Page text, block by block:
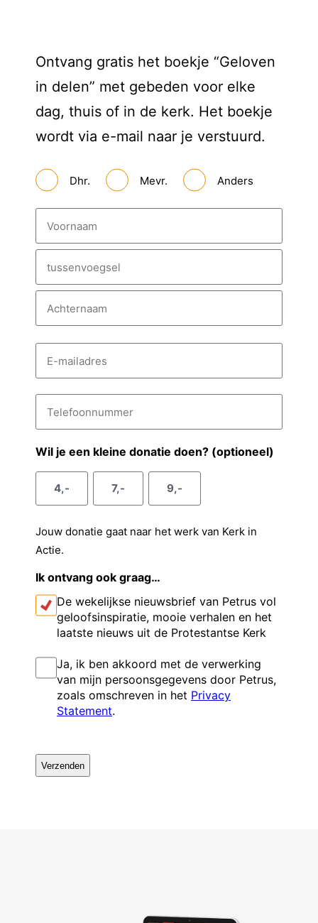
Ontvang gratis het boekje “Geloven
in delen” met gebeden voor elke
dag, thuis of in de kerk. Het boekje
wordt via e-mail naar je verstuurd.
A
a
n
h
Dhr. Mevr. Anders
N
a
m
V
o
n
a
T
o
e
h
t
r
n
m
E
m
i
a
r
s
T
l
f
o
n
m
m
e
Wil je een kleine donatie doen? (optioneel)
4,- 7,- 9,-
Jouw donatie gaat naar het werk van Kerk in
Actie.
Ik ontvang ook graag…
De wekelijkse nieuwsbrief van Petrus vol
geloofsinspiratie, mooie verhalen en het
laatste nieuws uit de Protestantse Kerk
I
n
i
n
g
Ja, ik ben akkoord met de verwerking
van mijn persoonsgegevens door Petrus,
zoals omschreven in het Privacy
Statement.
A
P
T